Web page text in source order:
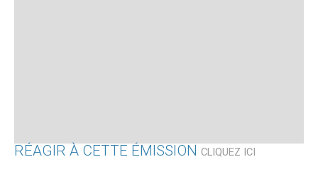
RÉAGIR À CETTE ÉMISSION CLIQUEZ ICI